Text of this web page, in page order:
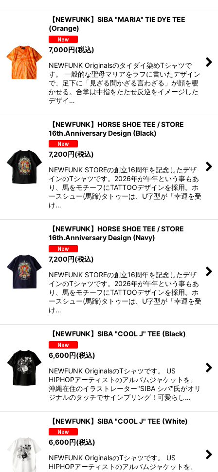
【NEWFUNK】SIBA "MARIA" TIE DYE TEE
(Orange)
7,000円(税込)
NEWFUNK Originalsのタイダイ染めTシャツで
す。 一般的な聖母マリアをラフに書いたデザイン
で、足下に「見ざる聞かざる言わざる」が顔を覗
かせる。合掌は中指をたたせ反逆をイメージした
デザイ…
【NEWFUNK】HORSE SHOE TEE / STORE
16th.Anniversary Design (Black)
7,200円(税込)
NEWFUNK STOREの創立16周年を記念したデザ
インのTシャツです。2026年が午年という事もあ
り、馬をモチーフにTATTOOデザインを採用。ホ
ースシュー(馬蹄)タトゥーは、U字型が「幸運を受
け…
【NEWFUNK】HORSE SHOE TEE / STORE
16th.Anniversary Design (Navy)
7,200円(税込)
NEWFUNK STOREの創立16周年を記念したデザ
インのTシャツです。2026年が午年という事もあ
り、馬をモチーフにTATTOOデザインを採用。ホ
ースシュー(馬蹄)タトゥーは、U字型が「幸運を受
け…
【NEWFUNK】SIBA "COOL J" TEE (Black)
6,600円(税込)
NEWFUNK OriginalsのTシャツです。 US
HIPHOPアーティストのアルバムジャケットを、
沖縄在住のイラストレーター"SIBA シバ"氏がオリ
ジナルのタッチでサインプリング！可愛らし…
【NEWFUNK】SIBA "COOL J" TEE (White)
6,600円(税込)
NEWFUNK OriginalsのTシャツです。 US
HIPHOPアーティストのアルバムジャケットを、